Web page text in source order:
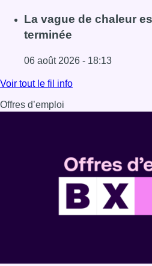
Lire l'article À Bruxelles, le
La vague de chaleur
terminée
06 août 2026 - 18:13
Lire l'article La vague de
Voir tout le fil info
Offres d’emploi